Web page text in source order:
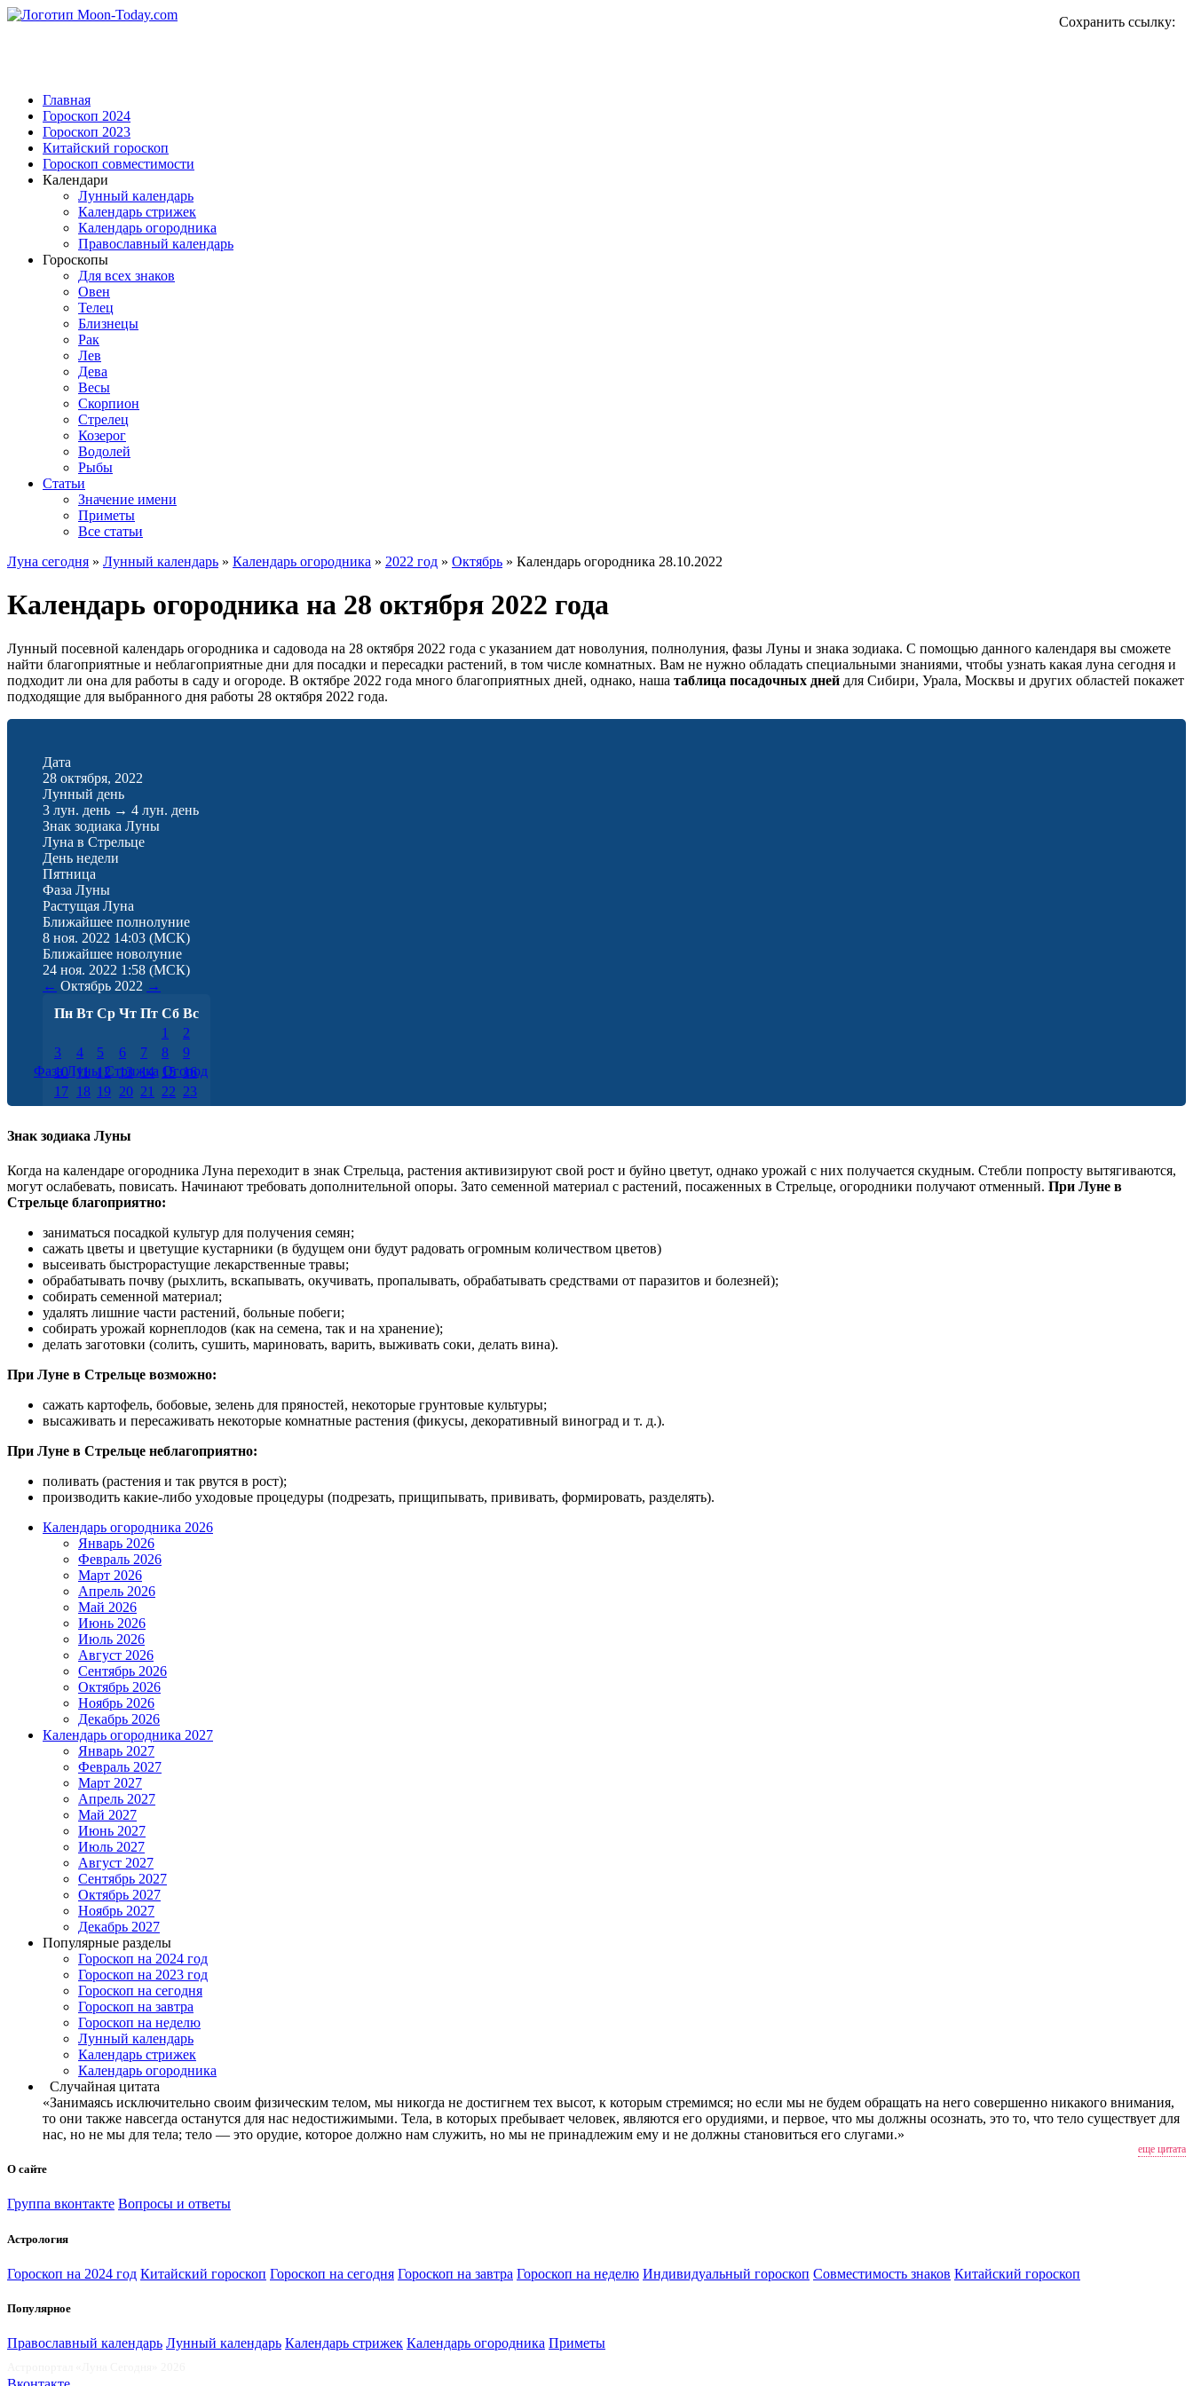
Сохранить ссылку:
Главная
Гороскоп 2024
Гороскоп 2023
Китайский гороскоп
Гороскоп совместимости
Календари
Лунный календарь
Календарь стрижек
Календарь огородника
Православный календарь
Гороскопы
Для всех знаков
Овен
Телец
Близнецы
Рак
Лев
Дева
Весы
Скорпион
Стрелец
Козерог
Водолей
Рыбы
Статьи
Значение имени
Приметы
Все статьи
Луна сегодня » Лунный календарь » Календарь огородника » 2022 год » Октябрь » Календарь огородника 28.10.2022
Календарь огородника на 28 октября 2022 года
Лунный посевной календарь огородника и садовода на 28 октября 2022 года с указанием дат новолуния, полнолуния, фазы Луны и знака зодиака. С помощью данного календаря вы сможете
найти благоприятные и неблагоприятные дни для посадки и пересадки растений, в том числе комнатных. Вам не нужно обладать специальными знаниями, чтобы узнать какая луна сегодня и
подходит ли она для работы в саду и огороде. В октябре 2022 года много благоприятных дней, однако, наша таблица посадочных дней для Сибири, Урала, Москвы и других областей покажет
подходящие для выбранного дня работы 28 октября 2022 года.
Дата
28 октября, 2022
Лунный день
3 лун. день → 4 лун. день
Знак зодиака Луны
Луна в Стрельце
День недели
Пятница
Фаза Луны
Растущая Луна
Ближайшее полнолуние
8 ноя. 2022 14:03 (МСК)
Ближайшее новолуние
24 ноя. 2022 1:58 (МСК)
← Октябрь 2022 →
Пн Вт Ср Чт Пт Сб Вс
1
2
3
4 5 6 7 8
9
10 11 12 13 14 15 16
17 18 19 20 21 22 23
24 25 26 27 28 29
30 31
Фаза Луны Стрижка Огород
Знак зодиака Луны
Когда на календаре огородника Луна переходит в знак Стрельца, растения активизируют свой рост и буйно цветут, однако урожай с них получается скудным. Стебли попросту вытягиваются,
могут ослабевать, повисать. Начинают требовать дополнительной опоры. Зато семенной материал с растений, посаженных в Стрельце, огородники получают отменный. При Луне в
Стрельце благоприятно:
заниматься посадкой культур для получения семян;
сажать цветы и цветущие кустарники (в будущем они будут радовать огромным количеством цветов)
высеивать быстрорастущие лекарственные травы;
обрабатывать почву (рыхлить, вскапывать, окучивать, пропалывать, обрабатывать средствами от паразитов и болезней);
собирать семенной материал;
удалять лишние части растений, больные побеги;
собирать урожай корнеплодов (как на семена, так и на хранение);
делать заготовки (солить, сушить, мариновать, варить, выживать соки, делать вина).
При Луне в Стрельце возможно:
сажать картофель, бобовые, зелень для пряностей, некоторые грунтовые культуры;
высаживать и пересаживать некоторые комнатные растения (фикусы, декоративный виноград и т. д.).
При Луне в Стрельце неблагоприятно:
поливать (растения и так рвутся в рост);
производить какие-либо уходовые процедуры (подрезать, прищипывать, прививать, формировать, разделять).
Календарь огородника 2026
Январь 2026
Февраль 2026
Март 2026
Апрель 2026
Май 2026
Июнь 2026
Июль 2026
Август 2026
Сентябрь 2026
Октябрь 2026
Ноябрь 2026
Декабрь 2026
Календарь огородника 2027
Январь 2027
Февраль 2027
Март 2027
Апрель 2027
Май 2027
Июнь 2027
Июль 2027
Август 2027
Сентябрь 2027
Октябрь 2027
Ноябрь 2027
Декабрь 2027
Популярные разделы
Гороскоп на 2024 год
Гороскоп на 2023 год
Гороскоп на сегодня
Гороскоп на завтра
Гороскоп на неделю
Лунный календарь
Календарь стрижек
Календарь огородника
Случайная цитата
«Занимаясь исключительно своим физическим телом, мы никогда не достигнем тех высот, к которым стремимся; но если мы не будем обращать на него совершенно никакого внимания,
то они также навсегда останутся для нас недостижимыми. Тела, в которых пребывает человек, являются его орудиями, и первое, что мы должны осознать, это то, что тело существует для
нас, но не мы для тела; тело — это орудие, которое должно нам служить, но мы не принадлежим ему и не должны становиться его слугами.»
еще цитата
О сайте
Группа вконтакте Вопросы и ответы
Астрология
Гороскоп на 2024 год Китайский гороскоп Гороскоп на сегодня Гороскоп на завтра Гороскоп на неделю Индивидуальный гороскоп Совместимость знаков Китайский гороскоп
Популярное
Православный календарь Лунный календарь Календарь стрижек Календарь огородника Приметы